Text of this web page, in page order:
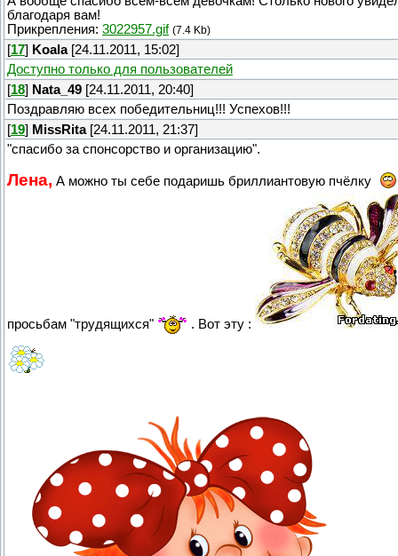
благодаря вам!
Прикрепления: 3022957.gif (7.4 Kb)
[17] Koala[24.11.2011, 15:02]
Доступно только для пользователей
[18] Nata_49 [24.11.2011, 20:40]
Поздравляю всех победительниц!!! Успехов!!!
[19] MissRita[24.11.2011, 21:37]
"спасибо за спонсорство и организацию".
Лена, А можно ты себе подаришь бриллиантовую пчёлку
просьбам "трудящихся" . Вот эту :